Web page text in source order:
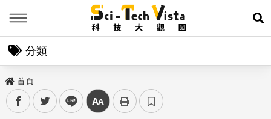
展
分類
首頁
facebooktwitter line 中